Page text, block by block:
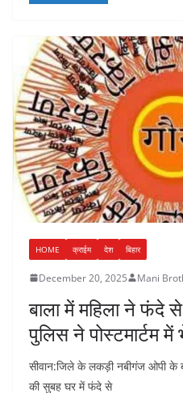
HOME क्राईम देश बिहार
December 20, 2025 Mani
बाला में महिला ने फंदे
पुलिस ने पोस्टमार्टम
सीवान:जिले के लकड़ी नबीगंज ओपी के
की सुबह घर में फंदे से